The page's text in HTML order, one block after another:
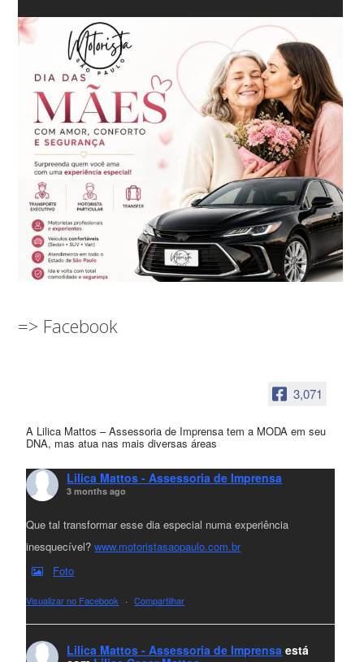
=> Facebook
3,071
A Lilica Mattos – Assessoria de Imprensa tem a MODA em seu
DNA, mas atua nas mais diversas áreas
Lilica Mattos - Assessoria de Imprensa
3 months ago
Que tal transformar esse dia especial numa experiência
inesquecível?www.motoristasaopaulo.com.br
Foto
Visualizar no Facebook · Compartilhar
Lilica Mattos - Assessoria de Imprensa está